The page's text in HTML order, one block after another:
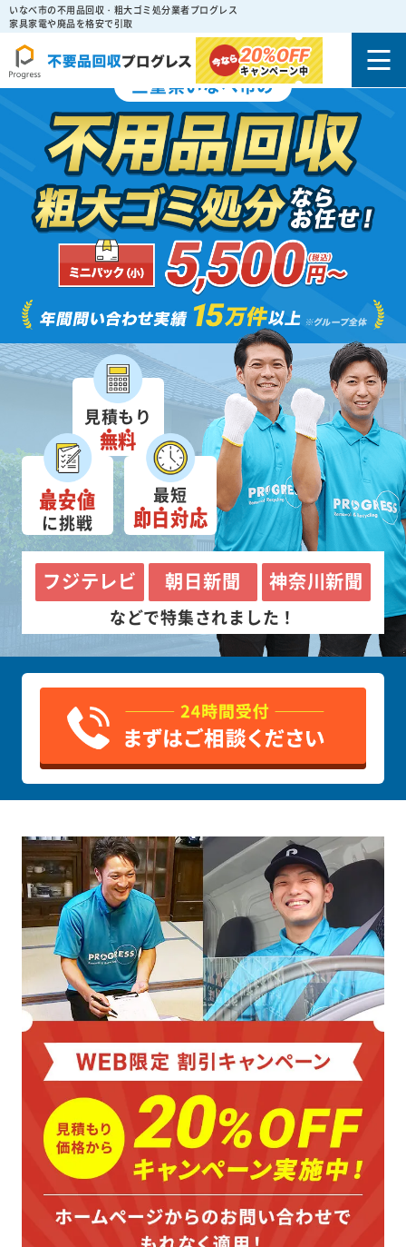
いなべ市の不用品回収・粗大ゴミ処分業者プログレス
家具家電や廃品を格安で引取
20%OFF
キャンペーン中
三重県いなべ市の
見積もり
無料
最安値
に挑戦
最短
即日対応
フジテレビ 朝日新聞 神奈川新聞
などで特集されました！